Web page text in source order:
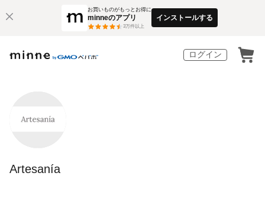
お買いものがもっとお得に
minneのアプリ
3万件以上
インストールする
ログイン
Artesanía